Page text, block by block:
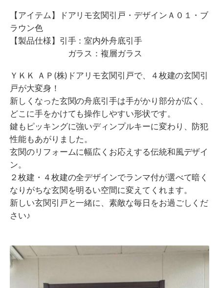
【アイテム】ドアリモ玄関引戸・デザインＡ０１・ブ
ラウン色
【製品仕様】引手：室内外舟底引手
ガラス：複層ガラス
ＹＫＫ ＡＰ(株)ドアリモ玄関引戸で、４枚建の玄関引
戸が大変身！
新しくなった玄関の舟底引手は手がかり部分が広く、
どこに手をかけても操作しやすい形状です。
鍵もピッキングに強いディンプルキーに変わり、防犯
性能もあがりました。
玄関のリフォームに幅広くお応えする伝統和風デザイ
ン。
２枚建・４枚建の全デザインでランマ付が選べて暗く
なりがちな玄関を明るい空間に変えてくれます。
新しい玄関引戸と一緒に、素敵な毎日をお過ごしくだ
さい♪